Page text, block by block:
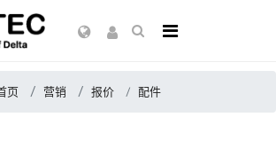
页 营销 报价 配件